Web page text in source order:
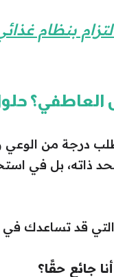
بنظام
العاطفي؟
درجة من
ذاته، بل في
قد تساعدك